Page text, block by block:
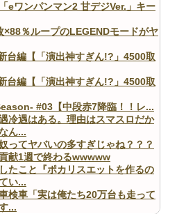
eワンパンマン2 甘デジVer.」キー
×88％ループのLEGENDモードがヤ
台編【「演出神すぎん!?」4500取
台編【「演出神すぎん!?」4500取
#03【中段赤7降臨！！レ...
冷遇はある。理由はスマスロだか
ん...
ってヤバいの多すぎじゃね？？？
献1週で終わるwwwww
たこと『ポカリスエットを作るの
い...
検車「実は俺たち20万台も走って
...